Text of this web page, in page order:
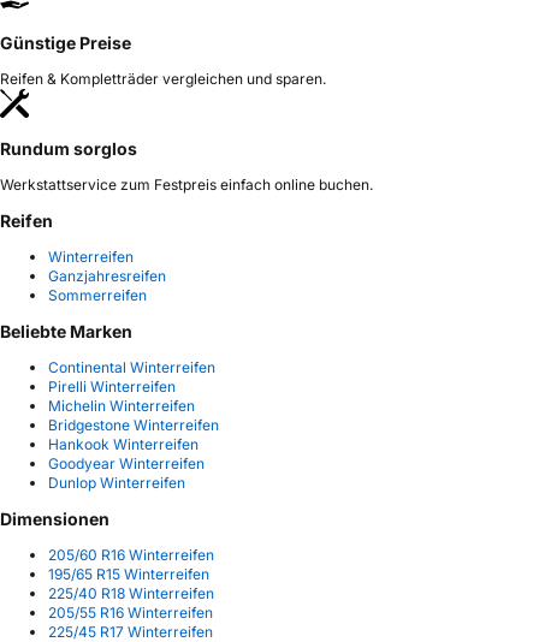
Günstige Preise
Reifen & Kompletträder vergleichen und sparen.
Rundum sorglos
Werkstattservice zum Festpreis einfach online buchen.
Reifen
Winterreifen
Ganzjahresreifen
Sommerreifen
Beliebte Marken
Continental Winterreifen
Pirelli Winterreifen
Michelin Winterreifen
Bridgestone Winterreifen
Hankook Winterreifen
Goodyear Winterreifen
Dunlop Winterreifen
Dimensionen
205/60 R16 Winterreifen
195/65 R15 Winterreifen
225/40 R18 Winterreifen
205/55 R16 Winterreifen
225/45 R17 Winterreifen